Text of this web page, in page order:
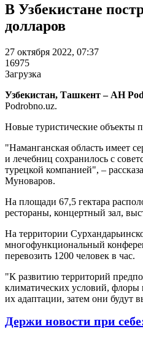
В Узбекистане
долларов
27 октября 2022, 07:37
16975
Загрузка
Узбекистан, Ташкент – АН
Podrobno.uz.
Новые туристические объекты
"Наманганская область имеет
и лечебниц сохранилось с
турецкой компанией", –
Муноваров.
На площади 67,5 гектара
рестораны, концертный зал,
На территории
многофункциональный
перевозить 1200 человек в час.
"К развитию территорий
климатических условий,
их адаптации, затем они будут
Держи новости при